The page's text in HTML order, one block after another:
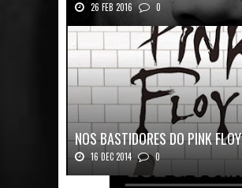
26 FEB 2016 0
Texto histórico expõe a mente do
NOS BASTIDORES DO PINK
16 DEC 2014 0
Nos Bastidores do Pink Floyd Autor: